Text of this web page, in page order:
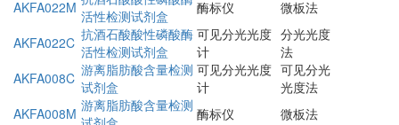
AKFA022M 活性检测试剂盒
酶标仪
微板法
AKFA022C 抗酒石酸酸性磷酸酶
活性检测试剂盒
可见分光光度
计
分光光度
法
AKFA008C 游离脂肪酸含量检测
试剂盒
可见分光光度
计
可见分光
光度法
AKFA008M 游离脂肪酸含量检测 酶标仪
微板法